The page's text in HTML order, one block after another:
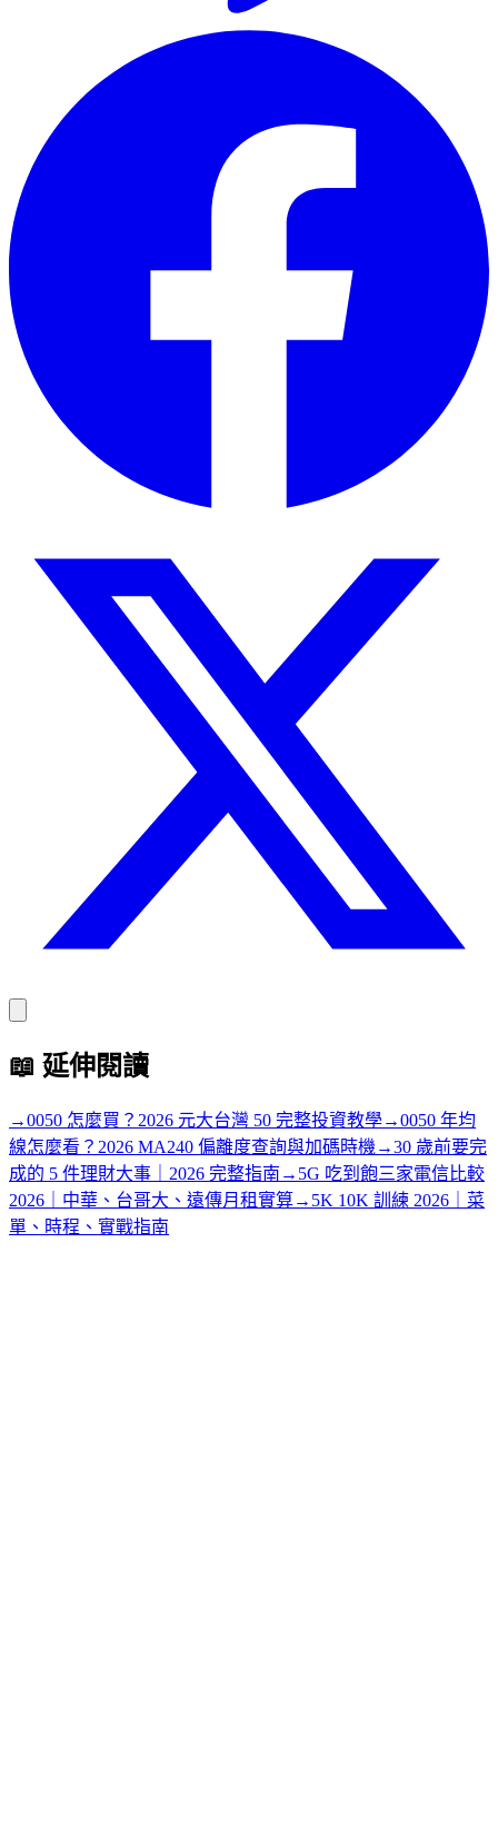
📖 延伸閱讀
→0050 怎麼買？2026 元大台灣 50 完整投資教學→0050 年均
線怎麼看？2026 MA240 偏離度查詢與加碼時機 →30 歲前要完
成的 5 件理財大事｜2026 完整指南 → 5G 吃到飽三家電信比較
2026｜中華、台哥大、遠傳月租實算→ 5K 10K 訓練 2026｜菜
單、時程、實戰指南